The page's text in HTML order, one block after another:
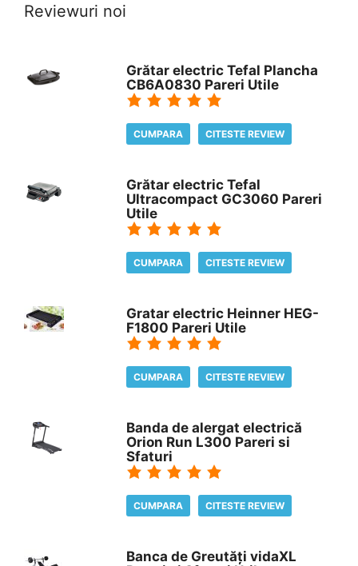
Reviewuri noi
Grătar electric Tefal Plancha
CB6A0830 Pareri Utile
CUMPARA CITESTE REVIEW
Grătar electric Tefal
Ultracompact GC3060 Pareri
Utile
CUMPARA CITESTE REVIEW
Gratar electric Heinner HEG-
F1800 Pareri Utile
CUMPARA CITESTE REVIEW
Banda de alergat electrică
Orion Run L300 Pareri si
Sfaturi
CUMPARA CITESTE REVIEW
Banca de Greutăți vidaXL